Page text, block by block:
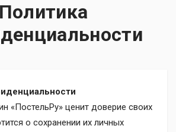
Политика
«ПостельРу» ценит доверие своих
о сохранении их личных